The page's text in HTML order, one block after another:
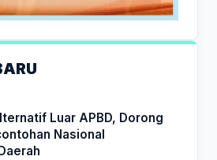
Luar APBD, Dorong
Nasional